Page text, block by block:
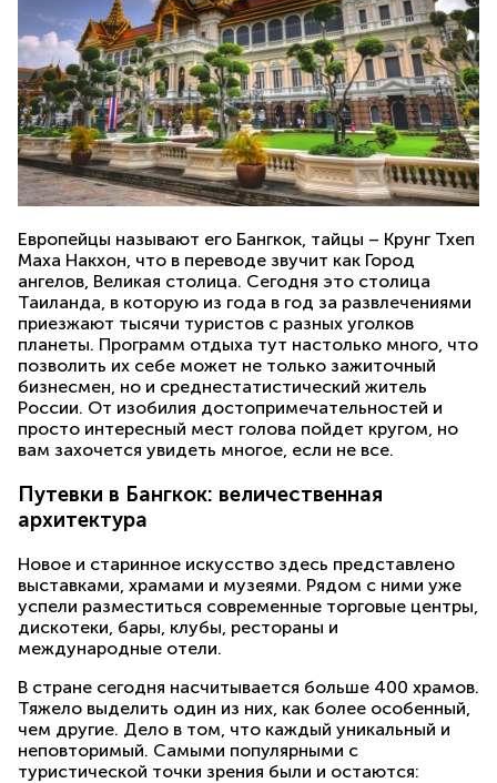
Европейцы называют его Бангкок, тайцы – Крунг Тхеп
Маха Накхон, что в переводе звучит как Город
ангелов, Великая столица. Сегодня это столица
Таиланда, в которую из года в год за развлечениями
приезжают тысячи туристов с разных уголков
планеты. Программ отдыха тут настолько много, что
позволить их себе может не только зажиточный
бизнесмен, но и среднестатистический житель
России. От изобилия достопримечательностей и
просто интересный мест голова пойдет кругом, но
вам захочется увидеть многое, если не все.
Путевки в Бангкок: величественная
архитектура
Новое и старинное искусство здесь представлено
выставками, храмами и музеями. Рядом с ними уже
успели разместиться современные торговые центры,
дискотеки, бары, клубы, рестораны и
международные отели.
В стране сегодня насчитывается больше 400 храмов.
Тяжело выделить один из них, как более особенный,
чем другие. Дело в том, что каждый уникальный и
неповторимый. Самыми популярными с
туристической точки зрения были и остаются: